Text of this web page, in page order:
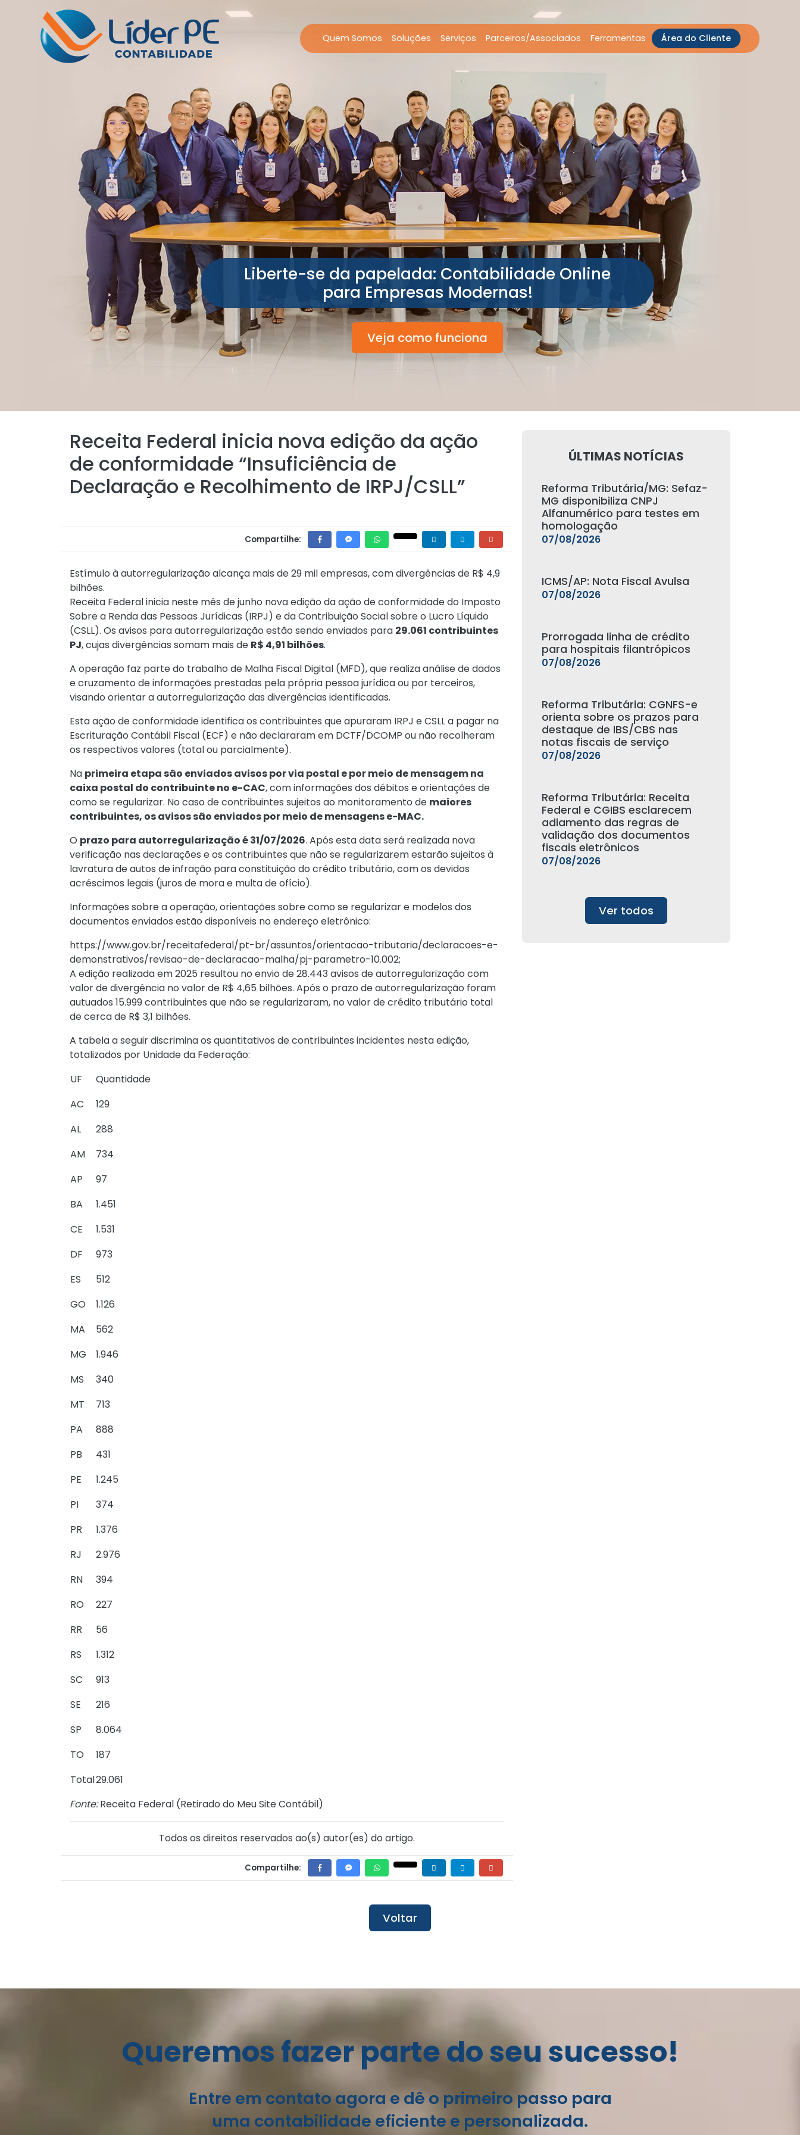
Quem Somos Soluções Serviços Parceiros/Associados Ferramentas Área do Cliente
Liberte-se da papelada: Contabilidade Online
para Empresas Modernas!
Veja como funciona
Receita Federal inicia nova edição da ação
de conformidade “Insuficiência de
Declaração e Recolhimento de IRPJ/CSLL”
Compartilhe:
Estímulo à autorregularização alcança mais de 29 mil empresas, com divergências de R$ 4,9
bilhões.
Receita Federal inicia neste mês de junho nova edição da ação de conformidade do Imposto
Sobre a Renda das Pessoas Jurídicas (IRPJ) e da Contribuição Social sobre o Lucro Líquido
(CSLL). Os avisos para autorregularização estão sendo enviados para 29.061 contribuintes
PJ, cujas divergências somam mais de R$ 4,91 bilhões.
A operação faz parte do trabalho de Malha Fiscal Digital (MFD), que realiza análise de dados
e cruzamento de informações prestadas pela própria pessoa jurídica ou por terceiros,
visando orientar a autorregularização das divergências identificadas.
Esta ação de conformidade identifica os contribuintes que apuraram IRPJ e CSLL a pagar na
Escrituração Contábil Fiscal (ECF) e não declararam em DCTF/DCOMP ou não recolheram
os respectivos valores (total ou parcialmente).
Na primeira etapa são enviados avisos por via postal e por meio de mensagem na
caixa postal do contribuinte no e-CAC, com informações dos débitos e orientações de
como se regularizar. No caso de contribuintes sujeitos ao monitoramento de maiores
contribuintes, os avisos são enviados por meio de mensagens e-MAC.
O prazo para autorregularização é 31/07/2026. Após esta data será realizada nova
verificação nas declarações e os contribuintes que não se regularizarem estarão sujeitos à
lavratura de autos de infração para constituição do crédito tributário, com os devidos
acréscimos legais (juros de mora e multa de ofício).
Informações sobre a operação, orientações sobre como se regularizar e modelos dos
documentos enviados estão disponíveis no endereço eletrônico:
https://www.gov.br/receitafederal/pt-br/assuntos/orientacao-tributaria/declaracoes-e-
demonstrativos/revisao-de-declaracao-malha/pj-parametro-10.002;
A edição realizada em 2025 resultou no envio de 28.443 avisos de autorregularização com
valor de divergência no valor de R$ 4,65 bilhões. Após o prazo de autorregularização foram
autuados 15.999 contribuintes que não se regularizaram, no valor de crédito tributário total
de cerca de R$ 3,1 bilhões.
A tabela a seguir discrimina os quantitativos de contribuintes incidentes nesta edição,
totalizados por Unidade da Federação:
UF
Quantidade
AC
129
AL
288
AM
734
AP
97
BA
1.451
CE
1.531
DF
973
ES
512
GO
1.126
MA
562
MG
1.946
MS
340
MT
713
PA
888
PB
431
PE
1.245
PI
374
PR
1.376
RJ
2.976
RN
394
RO
227
RR
56
RS
1.312
SC
913
SE
216
SP
8.064
TO
187
Total29.061
Fonte:Receita Federal (Retirado do Meu Site Contábil)
Todos os direitos reservados ao(s) autor(es) do artigo.
Compartilhe:
ÚLTIMAS NOTÍCIAS
Reforma Tributária/MG: Sefaz-
MG disponibiliza CNPJ
Alfanumérico para testes em
homologação
07/08/2026
ICMS/AP: Nota Fiscal Avulsa
07/08/2026
Prorrogada linha de crédito
para hospitais filantrópicos
07/08/2026
Reforma Tributária: CGNFS-e
orienta sobre os prazos para
destaque de IBS/CBS nas
notas fiscais de serviço
07/08/2026
Reforma Tributária: Receita
Federal e CGIBS esclarecem
adiamento das regras de
validação dos documentos
fiscais eletrônicos
07/08/2026
Ver todos
Voltar
Queremos fazer parte do seu sucesso!
Entre em contato agora e dê o primeiro passo para
uma contabilidade eficiente e personalizada.